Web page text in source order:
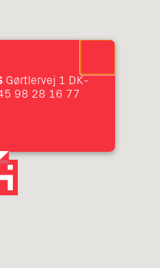
Gørtlervej 1 DK-
98 28 16 77